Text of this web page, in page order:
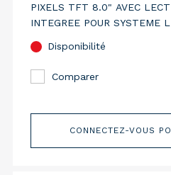
PIXELS TFT 8.0" AVEC
INTEGREE POUR SYSTEME
PLUS
Disponibilité
Comparer
CONNECTEZ-VOUS